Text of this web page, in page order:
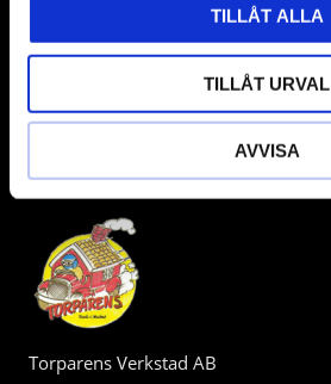
TILLÅT ALLA
TILLÅT URVAL
AVVISA
BUTIK
Torparens Verkstad AB